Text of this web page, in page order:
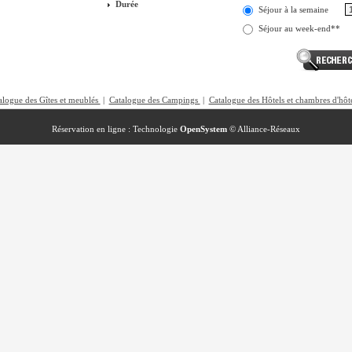
Durée
Séjour à la semaine
Séjour au week-end**
des Gîtes et meublés | Catalogue des Campings | Catalogue des Hôtels et chambres
Réservation en ligne : Technologie OpenSystem © Alliance-Réseaux